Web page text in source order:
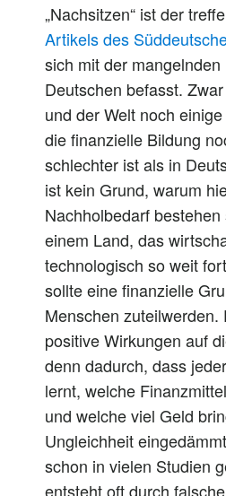
„Nachsitzen“ ist der
Artikels des
sich mit der
Deutschen befasst.
und der Welt noch
die finanzielle Bildung
schlechter ist als in
ist kein Grund, warum
Nachholbedarf
einem Land, das
technologisch so weit
sollte eine finanzielle
Menschen zuteilwerden.
positive Wirkungen auf
denn dadurch, dass
lernt, welche
und welche viel Geld
Ungleichheit
schon in vielen Studien
entsteht oft durch